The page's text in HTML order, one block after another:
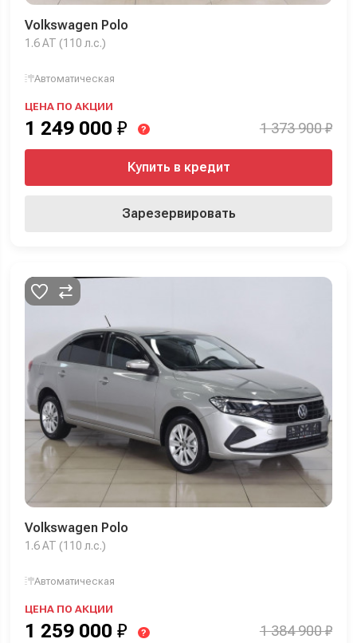
Volkswagen Polo
1.6 AT (110 л.с.)
Автоматическая
ЦЕНА ПО АКЦИИ
1 249 000 ₽ ? 1 373 900 ₽
Купить в кредит
Зарезервировать
Volkswagen Polo
1.6 AT (110 л.с.)
Автоматическая
ЦЕНА ПО АКЦИИ
1 259 000 ₽ ? 1 384 900 ₽